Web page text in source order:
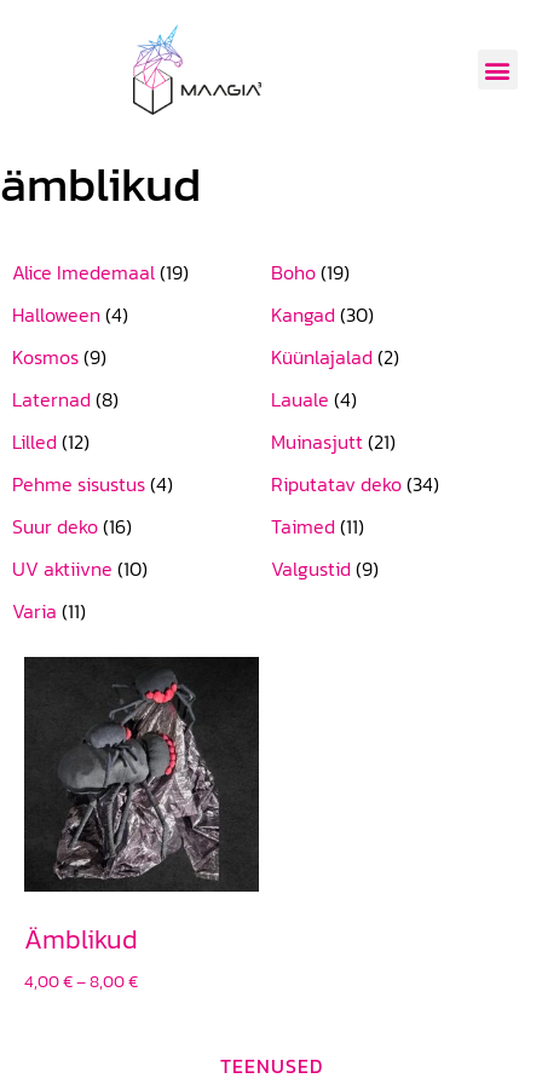
ämblikud
Alice Imedemaal(19) Boho(19)
Halloween (4) Kangad (30)
Kosmos(9) Küünlajalad (2)
Laternad (8) Lauale (4)
Lilled (12) Muinasjutt(21)
Pehme sisustus(4) Riputatav deko(34)
Suur deko(16) Taimed (11)
UV aktiivne (10) Valgustid (9)
Varia (11)
Ämblikud
4,00€–8,00€
TEENUSED